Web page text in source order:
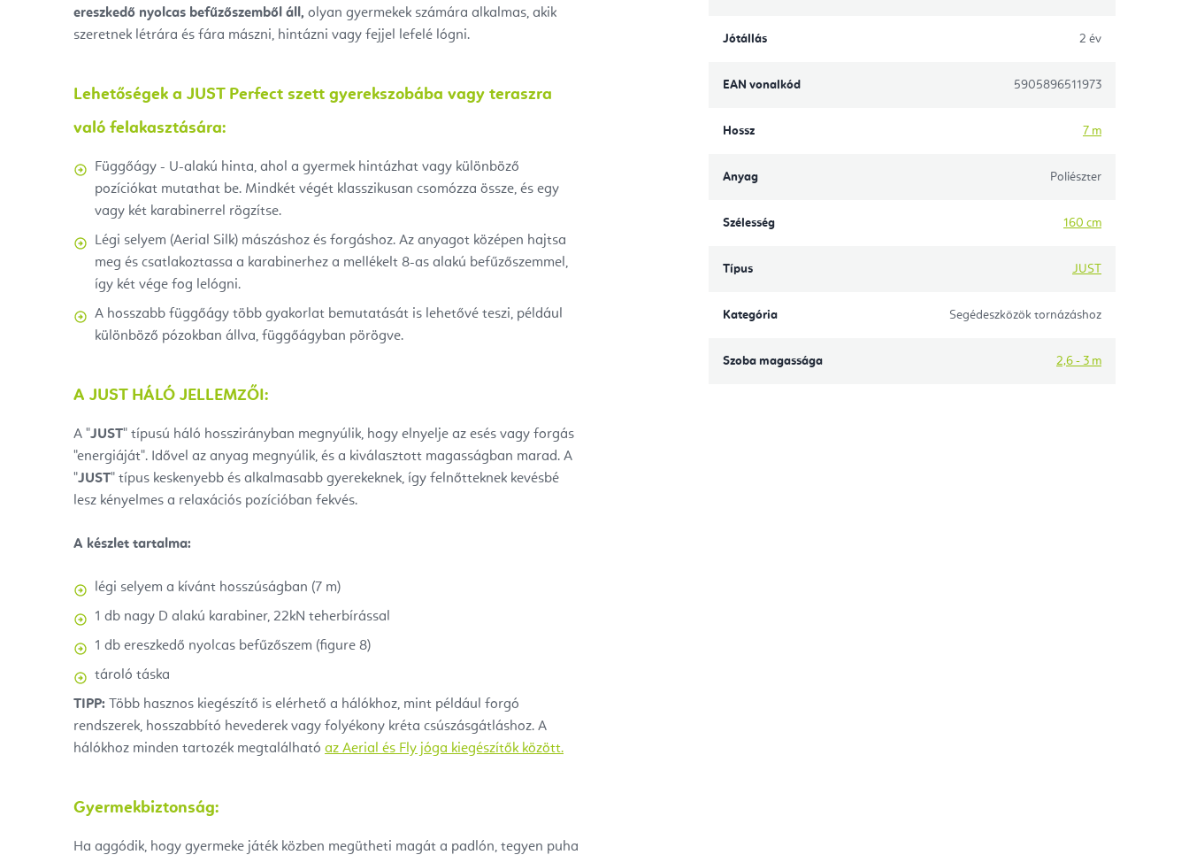
ereszkedő nyolcas befűzőszemből áll, olyan gyermekek számára alkalmas, akik
szeretnek létrára és fára mászni, hintázni vagy fejjel lefelé lógni.
Lehetőségek a JUST Perfect szett gyerekszobába vagy teraszra
való felakasztására:
Függőágy - U-alakú hinta, ahol a gyermek hintázhat vagy különböző
pozíciókat mutathat be. Mindkét végét klasszikusan csomózza össze, és egy
vagy két karabinerrel rögzítse.
Légi selyem (Aerial Silk) mászáshoz és forgáshoz. Az anyagot középen hajtsa
meg és csatlakoztassa a karabinerhez a mellékelt 8-as alakú befűzőszemmel,
így két vége fog lelógni.
A hosszabb függőágy több gyakorlat bemutatását is lehetővé teszi, például
különböző pózokban állva, függőágyban pörögve.
A JUST HÁLÓ JELLEMZŐI:
A "JUST" típusú háló hosszirányban megnyúlik, hogy elnyelje az esés vagy forgás
"energiáját". Idővel az anyag megnyúlik, és a kiválasztott magasságban marad. A
"JUST" típus keskenyebb és alkalmasabb gyerekeknek, így felnőtteknek kevésbé
lesz kényelmes a relaxációs pozícióban fekvés.
A készlet tartalma:
légi selyem a kívánt hosszúságban (7 m)
1 db nagy D alakú karabiner, 22kN teherbírással
1 db ereszkedő nyolcas befűzőszem (figure 8)
tároló táska
TIPP:
Több hasznos kiegészítő is elérhető a hálókhoz, mint például forgó
rendszerek, hosszabbító hevederek vagy folyékony kréta csúszásgátláshoz. A
hálókhoz minden tartozék megtalálható az Aerial és Fly jóga kiegészítők között.
Gyermekbiztonság:
Ha aggódik, hogy gyermeke játék közben megütheti magát a padlón, tegyen puha
Jótállás 2 év
EAN vonalkód 5905896511973
Hossz 7 m
Anyag Poliészter
Szélesség 160 cm
Típus JUST
Kategória Segédeszközök tornázáshoz
Szoba magassága 2,6 - 3 m